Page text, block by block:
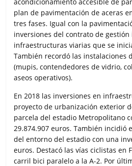
plan de pavimentación de aceras
tres fases. Igual con la
inversiones del contrato de
infraestructuras viarias que se
También recordó las instalaciones
(mupis, contendedores de vidrio,
aseos operativos).
En 2018 las inversiones en
proyecto de urbanización exterior
parcela del estadio Metropolitano
29.874.907 euros. También incidió
del entorno del estadio con una
euros. Destacó las vías ciclistas en
carril bici paralelo a la A-2. Por